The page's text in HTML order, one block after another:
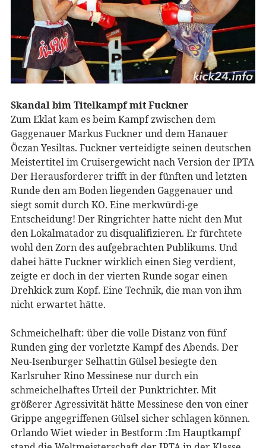
Skandal bim Titelkampf mit Fuckner
Zum Eklat kam es beim Kampf zwischen dem
Gaggenauer Markus Fuckner und dem Hanauer
Öczan Yesiltas. Fuckner verteidigte seinen deutschen
Meistertitel im Cruisergewicht nach Version der IPTA
Der Herausforderer trifft in der fünften und letzten
Runde den am Boden liegenden Gaggenauer und
siegt somit durch KO. Eine merkwürdi-ge
Entscheidung! Der Ringrichter hatte nicht den Mut
den Lokalmatador zu disqualifizieren. Er fürchtete
wohl den Zorn des aufgebrachten Publikums. Und
dabei hätte Fuckner wirklich einen Sieg verdient,
zeigte er doch in der vierten Runde sogar einen
Drehkick zum Kopf. Eine Technik, die man von ihm
nicht erwartet hätte.
Schmeichelhaft: über die volle Distanz von fünf
Runden ging der vorletzte Kampf des Abends. Der
Neu-Isenburger Selhattin Gülsel besiegte den
Karlsruher Rino Messinese nur durch ein
schmeichelhaftes Urteil der Punktrichter. Mit
größerer Agressivität hätte Messinese den von einer
Grippe angegriffenen Gülsel sicher schlagen können.
Orlando Wiet wieder in Bestform :Im Hauptkampf